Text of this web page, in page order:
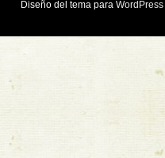
Diseño del tema para WordPress